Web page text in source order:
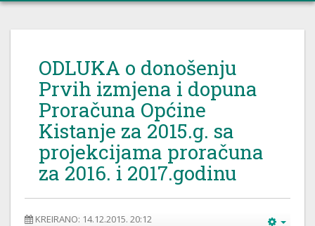
ODLUKA o donošenju
Prvih izmjena i dopuna
Proračuna Općine
Kistanje za 2015.g. sa
projekcijama proračuna
za 2016. i 2017.godinu
KREIRANO: 14.12.2015. 20:12